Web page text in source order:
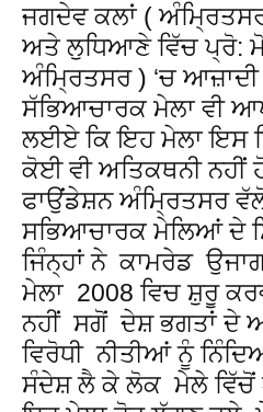
ਜਗਦੇਵ ਕਲਾਂ (
ਅਤੇ ਲੁਧਿਆਣੇ ਵਿੱਚ ਪ੍ਰੋ:
ਅੰਮ੍ਰਿਤਸਰ ) ‘ਚ
ਸੱਭਿਆਚਾਰਕ ਮੇਲਾ ਵੀ
ਲਈਏ ਕਿ ਇਹ ਮੇਲਾ ਇਸ
ਕੋਈ ਵੀ ਅਤਿਕਥਨੀ ਨਹੀਂ
ਫਾਉਂਡੇਸ਼ਨ ਅੰਮ੍ਰਿਤਸਰ
ਸਭਿਆਚਾਰਕ ਮੇਲਿਆਂ ਦੇ
ਜਿੰਨ੍ਹਾਂ ਨੇ ਕਾਮਰੇਡ
ਮੇਲਾ 2008 ਵਿਚ ਸ਼ੁਰੂ
ਨਹੀਂ ਸਗੋਂ ਦੇਸ਼ ਭਗਤਾਂ ਦੇ
ਵਿਰੋਧੀ ਨੀਤੀਆਂ ਨੂੰ
ਸੰਦੇਸ਼ ਲੈ ਕੇ ਲੋਕ ਮੇਲੇ ਵਿੱਚੋਂ